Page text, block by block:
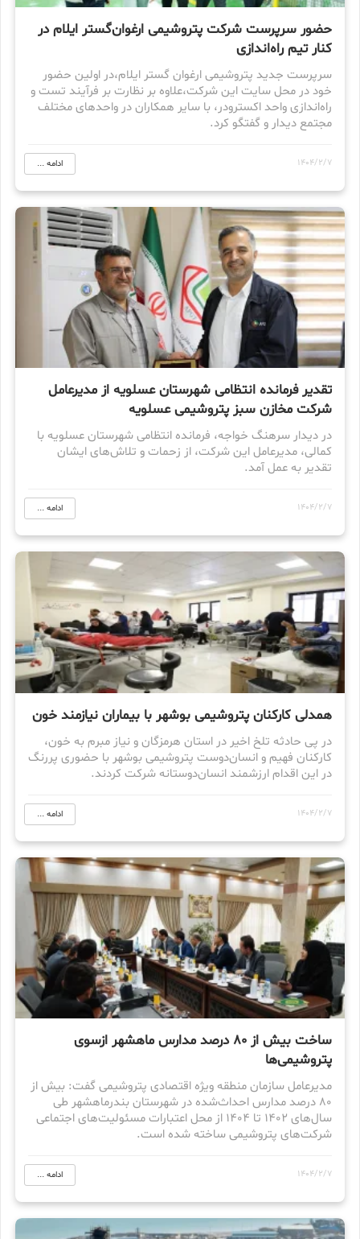
حضور سرپرست شرکت پتروشیمی ارغوان‌گستر ایلام در
کنار تیم راه‌اندازی
سرپرست جدید پتروشیمی ارغوان گستر ایلام،‌در اولین حضور
خود در محل سایت این شرکت،‌علاوه بر نظارت بر فرآیند تست و
راه‌اندازی واحد اکسترودر، با سایر همکاران در واحدهای مختلف
مجتمع دیدار و گفتگو کرد.
1404/2/7 ادامه ...
تقدیر فرمانده انتظامی شهرستان عسلویه از مدیرعامل
شرکت مخازن سبز پتروشیمی عسلویه
در دیدار سرهنگ خواجه، فرمانده انتظامی شهرستان عسلویه با
کمالی، مدیرعامل این شرکت، از زحمات و تلاش‌های ایشان
تقدیر به عمل آمد.
1404/2/7 ادامه ...
همدلی کارکنان پتروشیمی بوشهر با بیماران نیازمند خون
در پی حادثه تلخ اخیر در استان هرمزگان و نیاز مبرم به خون،
کارکنان فهیم و انسان‌دوست پتروشیمی بوشهر با حضوری پررنگ
در این اقدام ارزشمند انسان‌دوستانه شرکت کردند.
1404/2/7 ادامه ...
ساخت بیش از ۸۰ درصد مدارس ماهشهر ازسوی
پتروشیمی‌ها
مدیرعامل سازمان منطقه ویژه اقتصادی پتروشیمی گفت: بیش از
۸۰ درصد مدارس احداث‌شده در شهرستان بندرماهشهر طی
سال‌های ۱۴۰۲ تا ۱۴۰۴ از محل اعتبارات مسئولیت‌های اجتماعی
شرکت‌های پتروشیمی ساخته شده است.
1404/2/7 ادامه ...